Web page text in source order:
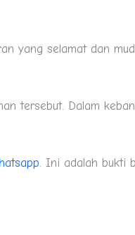
yang selamat dan
tersebut. Dalam
. Ini adalah bukti